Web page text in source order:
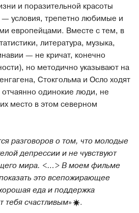
и поразительной красоты
условия, трепетно любимые и
европейцами. Вместе с тем, в
литература, музыка,
— не кричат, конечно
но методично указывают на
Стокгольма и Осло ходят
отчаянно одинокие люди, не
место в этом северном
разговоров о том, что молодые
депрессии и не чувствуют
мира. <…> В моем фильме
это всепожирающее
еда и поддержка
тебясчастливым» .